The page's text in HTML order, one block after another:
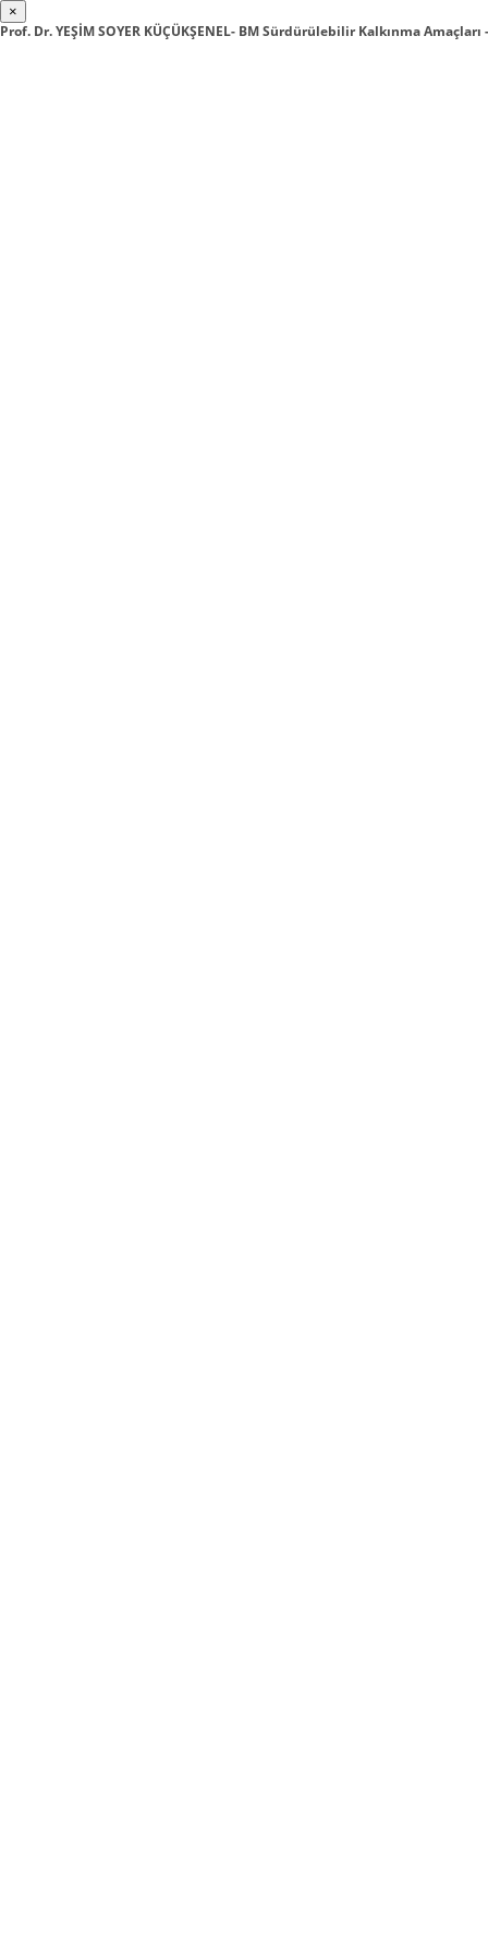
×
Prof. Dr. YEŞİM SOYER KÜÇÜKŞENEL- BM Sürdürülebilir Kalkınma Amaçları